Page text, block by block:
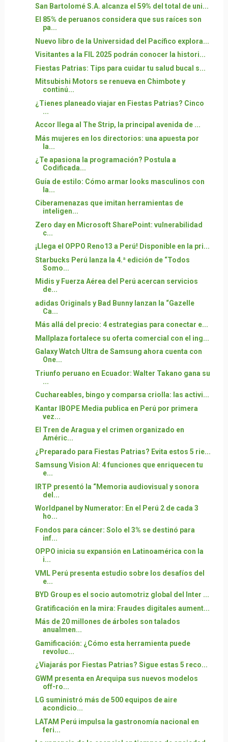
San Bartolomé S.A. alcanza el 59% del total de uni...
El 85% de peruanos considera que sus raíces son
pa...
Nuevo libro de la Universidad del Pacífico explora...
Visitantes a la FIL 2025 podrán conocer la histori...
Fiestas Patrias: Tips para cuidar tu salud bucal s...
Mitsubishi Motors se renueva en Chimbote y
continú...
¿Tienes planeado viajar en Fiestas Patrias? Cinco
...
Accor llega al The Strip, la principal avenida de ...
Más mujeres en los directorios: una apuesta por
la...
¿Te apasiona la programación? Postula a
Codificada...
Guía de estilo: Cómo armar looks masculinos con
la...
Ciberamenazas que imitan herramientas de
inteligen...
Zero day en Microsoft SharePoint: vulnerabilidad
c...
¡Llega el OPPO Reno13 a Perú! Disponible en la pri...
Starbucks Perú lanza la 4.ª edición de “Todos
Somo...
Midis y Fuerza Aérea del Perú acercan servicios
de...
adidas Originals y Bad Bunny lanzan la “Gazelle
Ca...
Más allá del precio: 4 estrategias para conectar e...
Mallplaza fortalece su oferta comercial con el ing...
Galaxy Watch Ultra de Samsung ahora cuenta con
One...
Triunfo peruano en Ecuador: Walter Takano gana su
...
Cuchareables, bingo y comparsa criolla: las activi...
Kantar IBOPE Media publica en Perú por primera
vez...
El Tren de Aragua y el crimen organizado en
Améric...
¿Preparado para Fiestas Patrias? Evita estos 5 rie...
Samsung Vision AI: 4 funciones que enriquecen tu
e...
IRTP presentó la “Memoria audiovisual y sonora
del...
Worldpanel by Numerator: En el Perú 2 de cada 3
ho...
Fondos para cáncer: Solo el 3% se destinó para
inf...
OPPO inicia su expansión en Latinoamérica con la
i...
VML Perú presenta estudio sobre los desafíos del
e...
BYD Group es el socio automotriz global del Inter ...
Gratificación en la mira: Fraudes digitales aument...
Más de 20 millones de árboles son talados
anualmen...
Gamificación: ¿Cómo esta herramienta puede
revoluc...
¿Viajarás por Fiestas Patrias? Sigue estas 5 reco...
GWM presenta en Arequipa sus nuevos modelos
off-ro...
LG suministró más de 500 equipos de aire
acondicio...
LATAM Perú impulsa la gastronomía nacional en
feri...